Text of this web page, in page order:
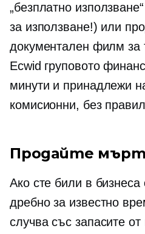
„безплатно
за използване!) или
документален филм за
Ecwid груповото
минути и принадлежи
комисионни, без
Продайте
Ако сте били в бизнеса
дребно за известно
случва със запасите от